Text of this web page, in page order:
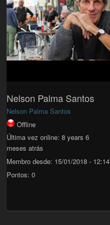
Nelson Palma Santos
Nelson Palma Santos
Offline
Última vez online: 8 years 6
meses atrás
Membro desde: 15/01/2018 - 12:14
Pontos: 0